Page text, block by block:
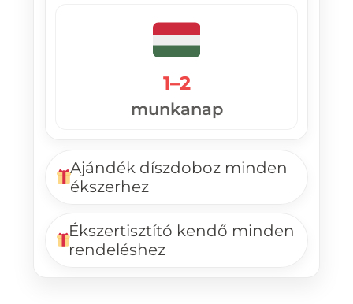
1–2
munkanap
Ajándék díszdoboz minden
ékszerhez
Ékszertisztító kendő minden
rendeléshez